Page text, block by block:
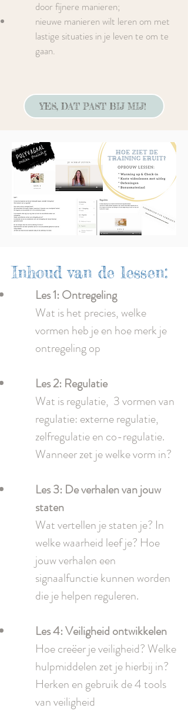
door fijnere manieren;
nieuwe manieren wilt leren om met
lastige situaties in je leven te om te
gaan.
YES, DAT PAST BIJ MIJ!
Inhoud van de lessen:
Les 1: Ontregeling
Wat is het precies, welke
vormen heb je en hoe merk je
ontregeling op
Les 2: Regulatie
Wat is regulatie, 3 vormen van
regulatie: externe regulatie,
zelfregulatie en co-regulatie.
Wanneer zet je welke vorm in?
Les 3: De verhalen van jouw
staten
Wat vertellen je staten je? In
welke waarheid leef je? Hoe
jouw verhalen een
signaalfunctie kunnen worden
die je helpen reguleren.
Les 4: Veiligheid ontwikkelen
Hoe creëer je veiligheid? Welke
hulpmiddelen zet je hierbij in?
Herken en gebruik de 4 tools
van veiligheid